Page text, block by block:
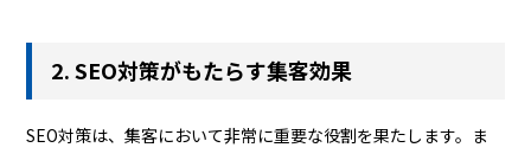
2. SEO対策がもたらす集客効果
SEO対策は、集客において非常に重要な役割を果たします。ま